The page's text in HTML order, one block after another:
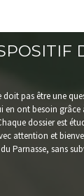
NOUS
ESPACE
PRENDRE
NOS
doit pas être une
ont besoin grâce
dossier est
attention et
Parnasse, sans